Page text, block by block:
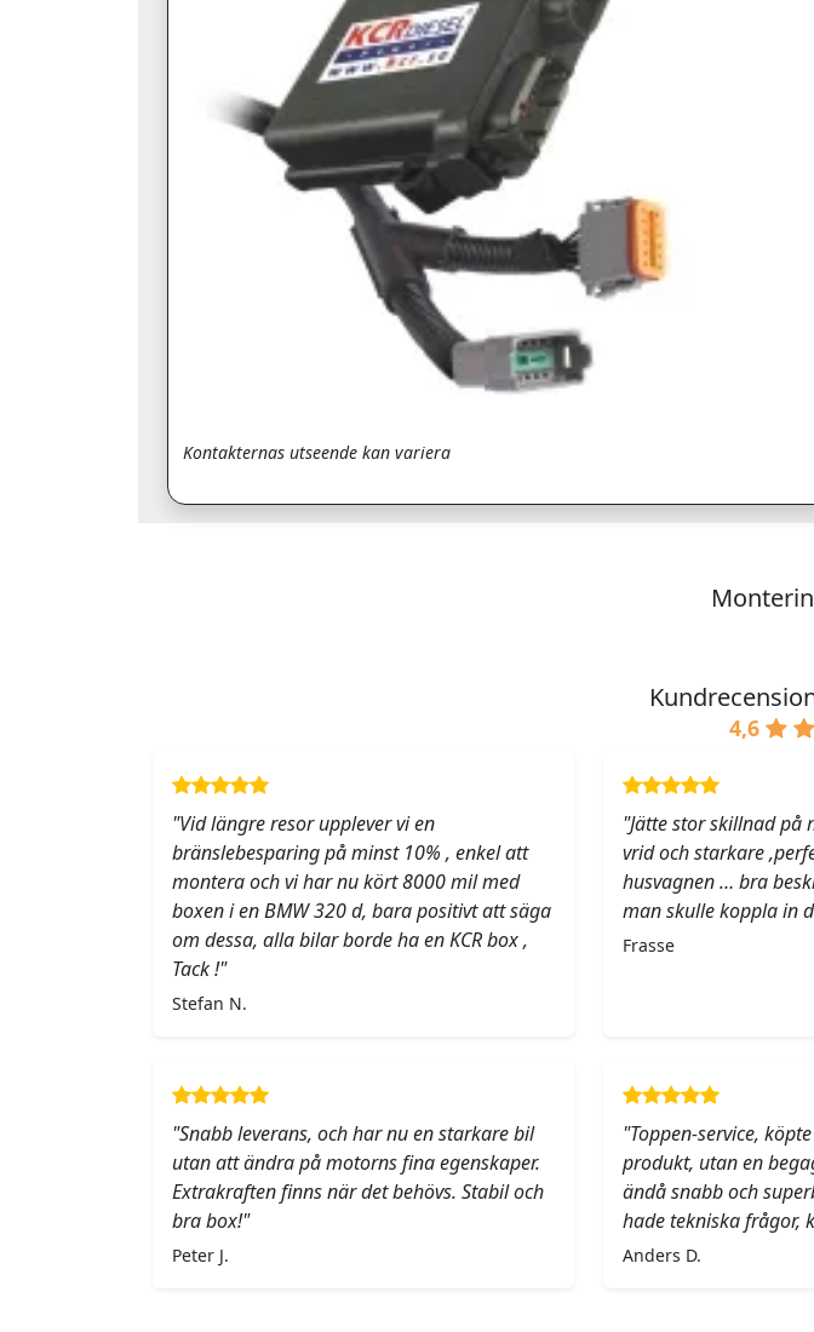
Kontakternas utseende kan variera
4,6
"Vid längre resor upplever vi en
bränslebesparing på minst 10% , enkel att
montera och vi har nu kört 8000 mil med
boxen i en BMW 320 d, bara positivt att säga
om dessa, alla bilar borde ha en KCR box ,
Tack !"
Stefan N.
"Jätte stor skillnad på
vrid och starkare
husvagnen … bra
man skulle koppla in
Frasse
"Snabb leverans, och har nu en starkare bil
utan att ändra på motorns fina egenskaper.
Extrakraften finns när det behövs. Stabil och
bra box!"
Peter J.
"Toppen-service,
produkt, utan en
ändå snabb och
hade tekniska frågor,
Anders D.